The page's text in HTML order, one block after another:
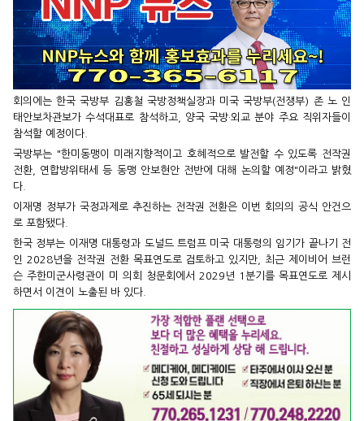
회의에는 한국 국방부 김홍철 국방정책실장과 미국 국방부(전쟁부) 존 노 인
태안보차관보가 수석대표로 참석하고, 양국 국방·외교 분야 주요 직위자들이
참석할 예정이다.
국방부는 "한미동맹이 미래지향적이고 호혜적으로 발전할 수 있도록 전작권
전환, 연합방위태세 등 동맹 안보현안 전반에 대해 논의할 예정"이라고 밝혔
다.
이재명 정부가 국정과제로 추진하는 전작권 전환은 이번 회의의 공식 안건으
로 포함됐다.
한국 정부는 이재명 대통령과 도널드 트럼프 미국 대통령의 임기가 끝나기 전
인 2028년을 전작권 전환 목표연도로 검토하고 있지만, 최근 제이비어 브런
슨 주한미군사령관이 미 의회 청문회에서 2029년 1분기를 목표연도로 제시
하면서 이견이 노출된 바 있다.